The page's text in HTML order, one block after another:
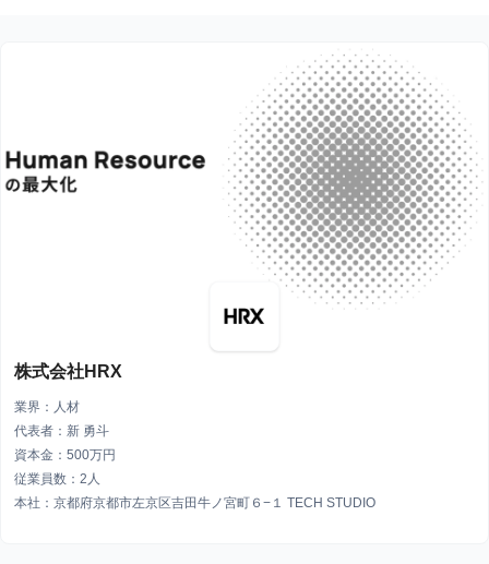
株式会社HRX
業界：人材
代表者：新 勇斗
資本金：500万円
従業員数：2人
本社：京都府京都市左京区吉田牛ノ宮町６−１ TECH STUDIO